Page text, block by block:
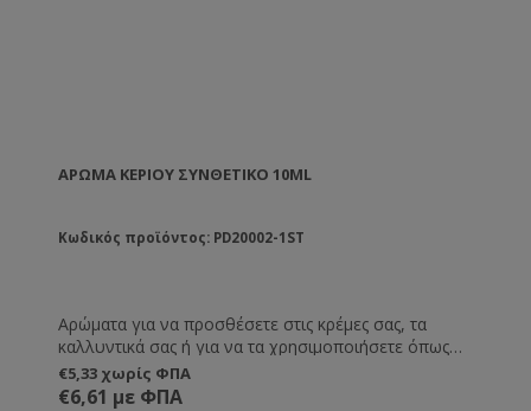
ΆΡΩΜΑ ΚΕΡΙΟΎ ΣΥΝΘΕΤΙΚΌ 10ML
Κωδικός προϊόντος: PD20002-1ST
Αρώματα για να προσθέσετε στις κρέμες σας, τα
καλλυντικά σας ή για να τα χρησιμοποιήσετε όπως
εσείς επιθυμείτε.
€5,33 χωρίς ΦΠΑ
€6,61 με ΦΠΑ